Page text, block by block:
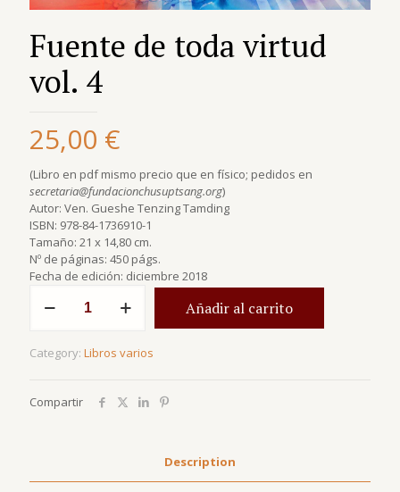
Fuente de toda virtud
vol. 4
25,00 €
(Libro en pdf mismo precio que en físico; pedidos en
secretaria@fundacionchusuptsang.org)
Autor: Ven. Gueshe Tenzing Tamding
ISBN: 978-84-1736910-1
Tamaño: 21 x 14,80 cm.
Nº de páginas: 450 págs.
Fecha de edición: diciembre 2018
vol.
Añadir al carrito
Category: Libros varios
Compartir
Description